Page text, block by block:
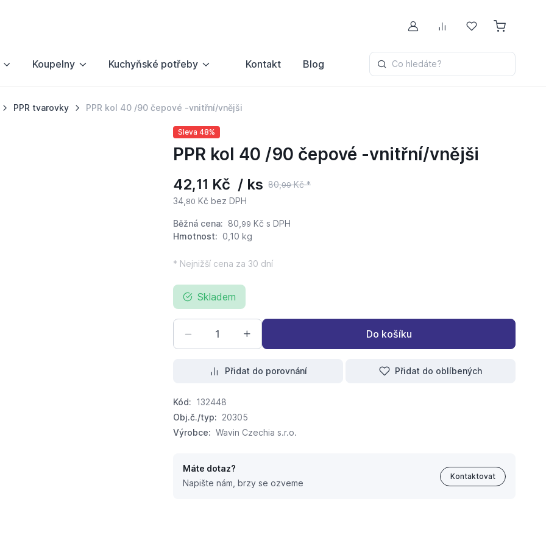
Můj účetPorovnávání
Oblíbené
Koupelny Kuchyňské potřeby Kontakt Blog Co hledáte?
PPR tvarovky PPR kol 40 /90 čepové -vnitřní/vnějši
Sleva 48%
PPR kol 40 /90 čepové -vnitřní/vnějši
42,11 Kč / ks 80,99Kč *
34, 80 Kč bez DPH
Běžná cena: 80, 99 Kč s DPH
Hmotnost: 0,10 kg
* Nejnižší cena za 30 dní
Skladem
Do košíku
Přidat do porovnání Přidat do oblíbených
Kód: 132448
Obj.č./typ: 20305
Výrobce: Wavin Czechia s.r.o.
Máte dotaz?
Napište nám, brzy se ozveme
Kontaktovat